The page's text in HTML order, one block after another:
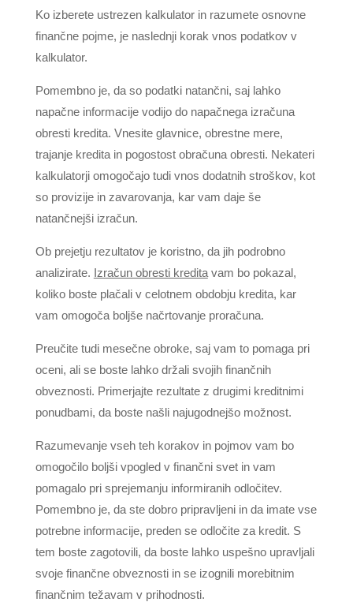
Ko izberete ustrezen kalkulator in razumete osnovne
finančne pojme, je naslednji korak vnos podatkov v
kalkulator.
Pomembno je, da so podatki natančni, saj lahko
napačne informacije vodijo do napačnega izračuna
obresti kredita. Vnesite glavnice, obrestne mere,
trajanje kredita in pogostost obračuna obresti. Nekateri
kalkulatorji omogočajo tudi vnos dodatnih stroškov, kot
so provizije in zavarovanja, kar vam daje še
natančnejši izračun.
Ob prejetju rezultatov je koristno, da jih podrobno
analizirate. Izračun obresti kreditavam bo pokazal,
koliko boste plačali v celotnem obdobju kredita, kar
vam omogoča boljše načrtovanje proračuna.
Preučite tudi mesečne obroke, saj vam to pomaga pri
oceni, ali se boste lahko držali svojih finančnih
obveznosti. Primerjajte rezultate z drugimi kreditnimi
ponudbami, da boste našli najugodnejšo možnost.
Razumevanje vseh teh korakov in pojmov vam bo
omogočilo boljši vpogled v finančni svet in vam
pomagalo pri sprejemanju informiranih odločitev.
Pomembno je, da ste dobro pripravljeni in da imate vse
potrebne informacije, preden se odločite za kredit. S
tem boste zagotovili, da boste lahko uspešno upravljali
svoje finančne obveznosti in se izognili morebitnim
finančnim težavam v prihodnosti.